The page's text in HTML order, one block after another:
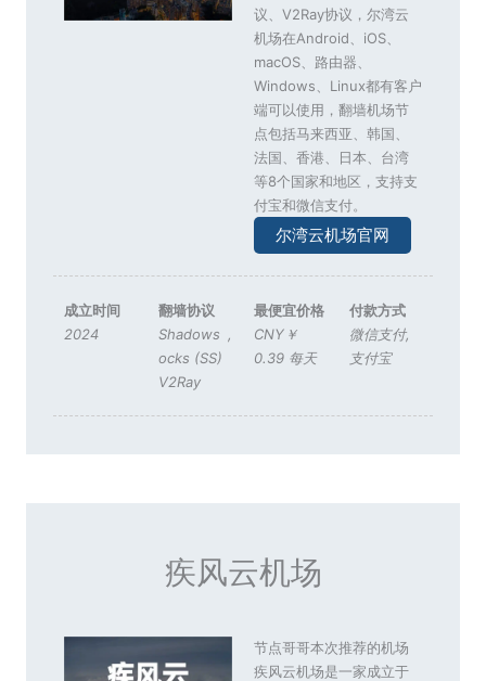
议、V2Ray协议，尔湾云
机场在Android、iOS、
macOS、路由器、
Windows、Linux都有客户
端可以使用，翻墙机场节
点包括马来西亚、韩国、
法国、香港、日本、台湾
等8个国家和地区，支持支
付宝和微信支付。
尔湾云机场官网
成立时间
2024
翻墙协议
Shadows
ocks (SS)
,
V2Ray
最便宜价格
CNY￥
0.39 每天
付款方式
微信支付,
支付宝
疾风云机场
节点哥哥本次推荐的机场
疾风云机场是一家成立于